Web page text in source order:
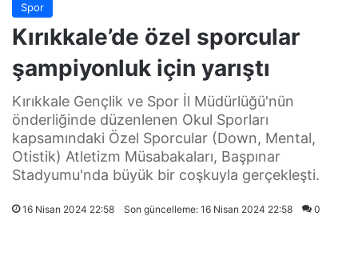
Spor
Kırıkkale’de özel sporcular
şampiyonluk için yarıştı
Kırıkkale Gençlik ve Spor İl Müdürlüğü'nün
önderliğinde düzenlenen Okul Sporları
kapsamındaki Özel Sporcular (Down, Mental,
Otistik) Atletizm Müsabakaları, Başpınar
Stadyumu'nda büyük bir coşkuyla gerçekleşti.
16 Nisan 2024 22:58 Son güncelleme: 16 Nisan 2024 22:58 0